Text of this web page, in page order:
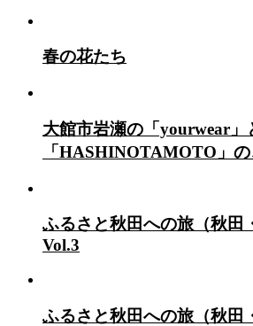
春の花たち
大館市岩瀬の「yourwear」
「HASHINOTAMOTO」の
ふるさと秋田への旅（秋田
Vol.3
ふるさと秋田への旅（秋田